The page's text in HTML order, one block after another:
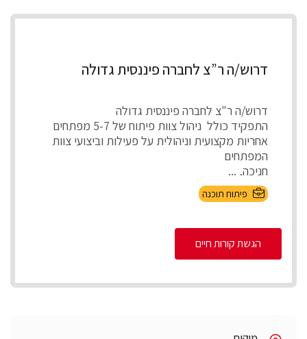
דרוש/ה ר”צ לחברה פיננסית גדולה
דרוש/ה ר"צ לחברה פיננסית גדולה
התפקיד כולל ניהול צוות פיתוח של 5-7 מפתחים
אחריות מקצועית וניהולית על פעילות וביצועי צוות
המפתחים
חניכה, ...
פיתוח תוכנה
הגשת קורות חיים